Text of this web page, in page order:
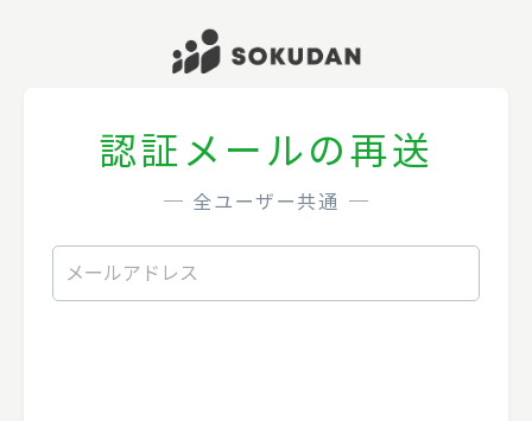
認証メールの再送
─ 全ユーザー共通 ─